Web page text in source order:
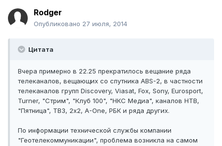
Rodger
Опубликовано 27 июля, 2014
Цитата
Вчера примерно в 22.25 прекратилось вещание ряда
телеканалов, вещающих со спутника ABS-2, в частности
телеканалов групп Discovery, Viasat, Fox, Sony, Eurosport,
Turner, "Стрим", "Клуб 100", "НКС Медиа", каналов НТВ,
"Пятница", ТВ3, 2х2, A-One, РБК и ряда других.
По информации технической службы компании
"Геотелекоммуникации", проблема возникла на самом